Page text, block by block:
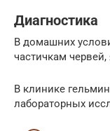
Диагностика
В домашних
частичкам
В клинике
лабораторных